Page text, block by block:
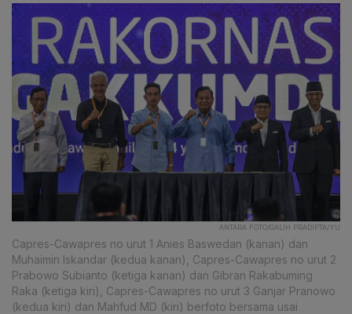
ANTARA FOTO/GALIH PRADIPTA/YU
Capres-Cawapres no urut 1 Anies Baswedan (kanan) dan
Muhaimin Iskandar (kedua kanan), Capres-Cawapres no urut 2
Prabowo Subianto (ketiga kanan) dan Gibran Rakabuming
Raka (ketiga kiri), Capres-Cawapres no urut 3 Ganjar Pranowo
(kedua kiri) dan Mahfud MD (kiri) berfoto bersama usai